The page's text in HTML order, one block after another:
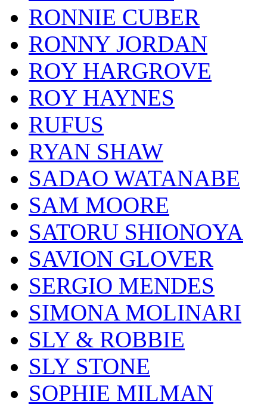
RONNIE CUBER
RONNY JORDAN
ROY HARGROVE
ROY HAYNES
RUFUS
RYAN SHAW
SADAO WATANABE
SAM MOORE
SATORU SHIONOYA
SAVION GLOVER
SERGIO MENDES
SIMONA MOLINARI
SLY & ROBBIE
SLY STONE
SOPHIE MILMAN